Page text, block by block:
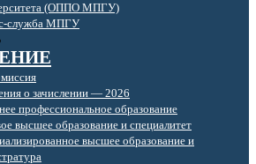
(ОППО МПГУ)
служба МПГУ
о зачислении — 2026
профессиональное образование
высшее образование и специалитет
высшее образование и